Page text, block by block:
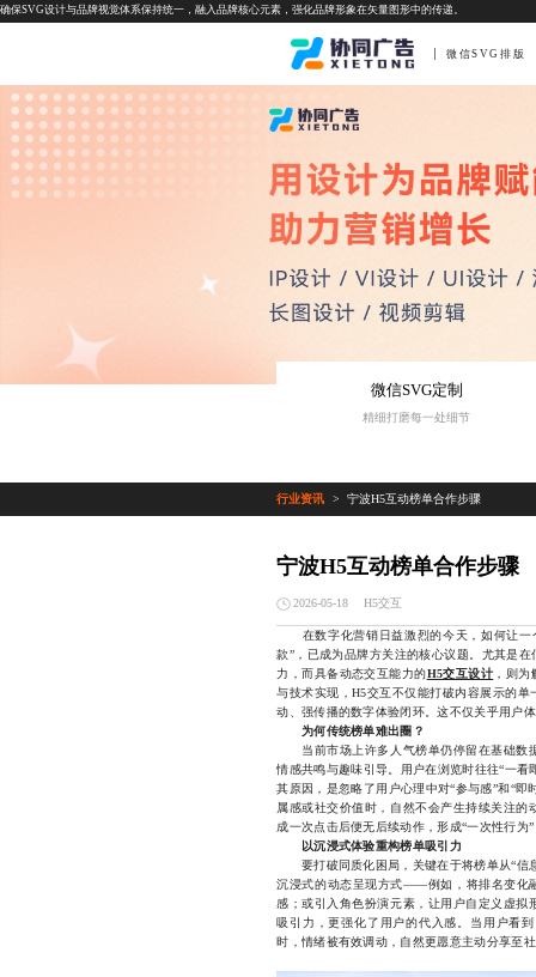
确保SVG设计与品牌视觉体系保持统一，融入品牌核心元素，强化品牌形象在矢量图形中的传递。
微信SVG排版
微信SVG定制
精细打磨每一处细节
行业资讯 > 宁波H5互动榜单合作步骤
宁波H5互动榜单合作步骤
2026-05-18 H5交互
在数字化营销日益激烈的今天，如何让一
款”，已成为品牌方关注的核心议题。尤其是
力，而具备动态交互能力的H5交互设计 ，则
与技术实现，H5交互不仅能打破内容展示的
动、强传播的数字体验闭环。这不仅关乎用户
为何传统榜单难出圈？
当前市场上许多人气榜单仍停留在基础数
情感共鸣与趣味引导。用户在浏览时往往“一
其原因，是忽略了用户心理中对“参与感”和“
属感或社交价值时，自然不会产生持续关注
成一次点击后便无后续动作，形成“一次性行为
以沉浸式体验重构榜单吸引力
要打破同质化困局，关键在于将榜单从“信
沉浸式的动态呈现方式——例如，将排名变化
感；或引入角色扮演元素，让用户自定义虚
吸引力，更强化了用户的代入感。当用户看
时，情绪被有效调动，自然更愿意主动分享至